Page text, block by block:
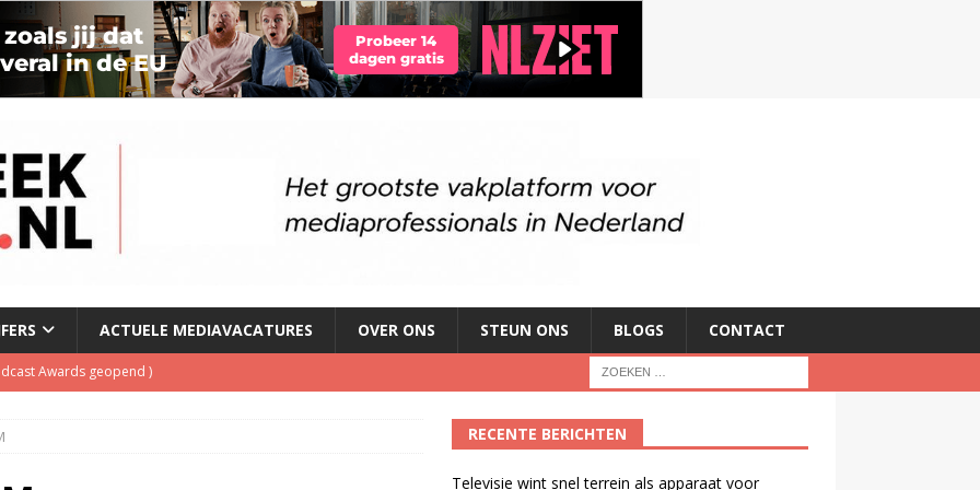
ACTUELE MEDIAVACATURES OVER ONS STEUN ONS BLOGS CONTACT
Awards geopend )
nieuwspodcast van Nederland
lanceert Jolene Country Radio
RECENTE BERICHTEN
Televisie wint snel terrein als apparaat voor